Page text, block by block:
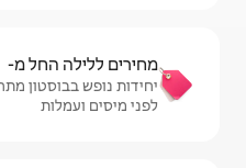
יחידות נופש בבוסטון מתחילות במחיר של $‏30 ‏ ללילה